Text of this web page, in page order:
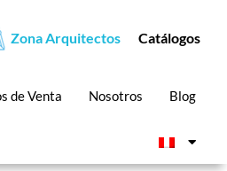
Zona Arquitectos Catálogos
de Venta Nosotros Blog